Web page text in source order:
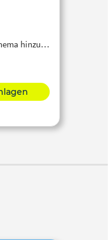
hinzu…